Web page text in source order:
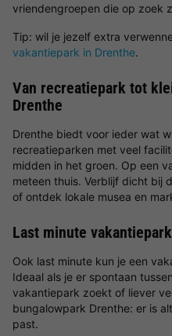
vriendengroepen die op zoek
Tip: wil je jezelf extra
vakantiepark in Drenthe.
Van recreatiepark tot
Drenthe
Drenthe biedt voor ieder wat
recreatieparken met veel
midden in het groen. Op een
meteen thuis. Verblijf dicht bij
of ontdek lokale musea en
Last minute
Ook last minute kun je een
Ideaal als je er spontaan
vakantiepark zoekt of liever
bungalowpark Drenthe: er is
past.